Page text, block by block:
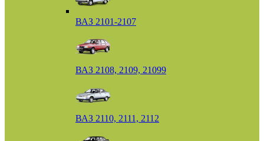
ВАЗ 2101-2107
ВАЗ 2108, 2109, 21099
ВАЗ 2110, 2111, 2112